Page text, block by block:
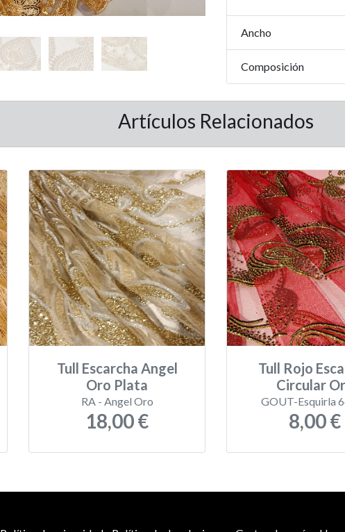
Ancho
Composición
Artículos Relacionados
Tull Escarcha Angel
Oro Plata
RA - Angel Oro
18,00 €
Tull Rojo
Circular
GOUT-Esquirla
8,00 €